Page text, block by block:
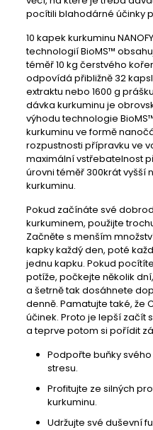
pocítili blahodárné účinky
10 kapek kurkuminu
technologií BioMS™
téměř 10 kg čerstvého
odpovídá přibližně 32
extraktu nebo 1600 g
dávka kurkuminu je
výhodu technologie
kurkuminu ve formě
rozpustnosti přípravku ve
maximální vstřebatelnost
úrovni téměř 300krát vyšší
kurkuminu.
Pokud začínáte své
kurkuminem, použijte
Začněte s menším
kapky každý den, poté
jednu kapku. Pokud
potíže, počkejte několik
a šetrně tak dosáhnete
denně. Pamatujte také, že
účinek. Proto je lepší začít
a teprve potom si pořídit
Podpořte buňky
stresu.
Profitujte ze silných
kurkuminu.
Udržujte své duševní